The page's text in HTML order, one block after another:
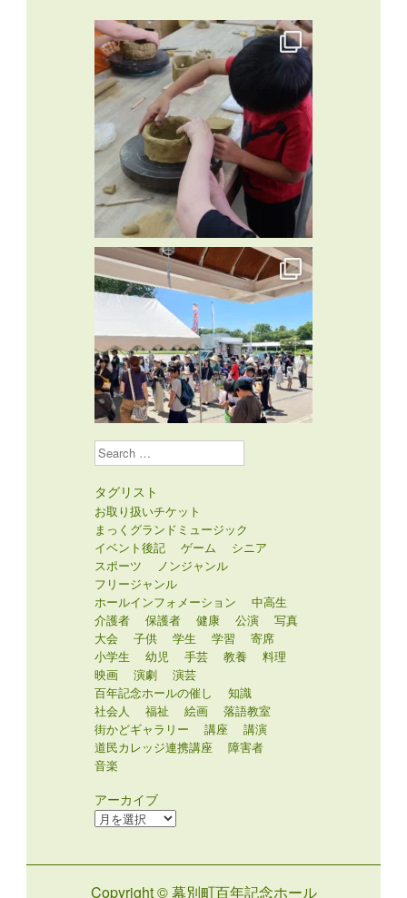
Search
タグリスト
お取り扱いチケット
まっくグランドミュージック
イベント後記
ゲーム
シニア
スポーツ
ノンジャンル
フリージャンル
ホールインフォメーション
中高生
介護者
保護者 健康 公演
写真
大会
子供 学生 学習
寄席
小学生
幼児 手芸 教養
料理
映画
演劇
演芸
百年記念ホールの催し
知識
社会人
福祉 絵画
落語教室
街かどギャラリー
講座
講演
道民カレッジ連携講座
障害者
音楽
アーカイブ
ア
ブ
Copyright © 幕別町百年記念ホール